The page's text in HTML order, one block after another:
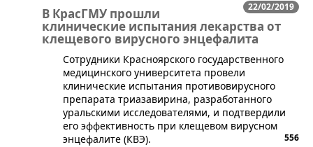
22/02/2019
В КрасГМУ прошли
клинические испытания лекарства от
клещевого вирусного энцефалита
​Сотрудники Красноярского государственного
медицинского университета провели
клинические испытания противовирусного
препарата триазавирина, разработанного
уральскими исследователями, и подтвердили
его эффективность при клещевом вирусном
энцефалите (КВЭ).
556